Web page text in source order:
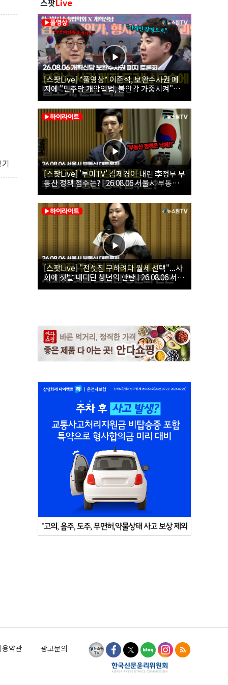
스팟Live
[스팟Live] *풀영상* 이준석, 보완수사권 폐
지에 "민주당 개악입법, 불안감 가중시켜"｜
26.08.06 개혁신당 보완수사권 폐지 토론회
[스팟Live] '투미TV' 김제경이 내린 李정부 부
동산 정책 점수는? | 26.08.06 서울시 부동산
대토론회
[스팟Live] "전셋집 구하려다 월세 선택"...사
회에 첫발 내디딘 청년의 한탄 | 26.08.06 서울
시 부동산 대토론회
용약관 광고문의